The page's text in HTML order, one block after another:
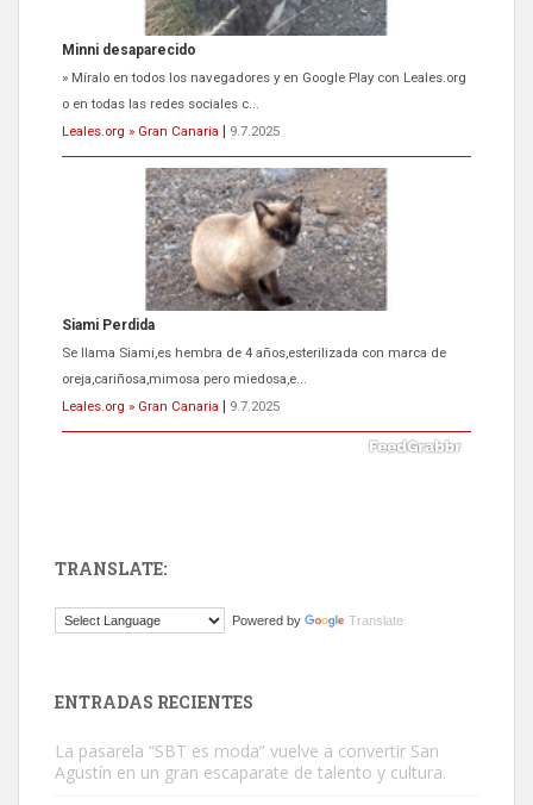
Siami Perdida
Se llama Siami,es hembra de 4 años,esterilizada con marca de
oreja,cariñosa,mimosa pero miedosa,e...
Leales.org » Gran Canaria
9.7.2025
ADOPCIÓN URGENTE GATA TEROR GRAN CANARIA
El ayuntamiento se va a llevar a Los Gatos callejeros de la zona los
próximos días, ella incluida...
Leales.org » Gran Canaria
9.7.2025
Este gato macho ha aparecido en la calle hace menos de un mes,
TRANSLATE:
Powered by Translate
ENTRADAS RECIENTES
La pasarela “SBT es moda” vuelve a convertir San
Agustín en un gran escaparate de talento y cultura.